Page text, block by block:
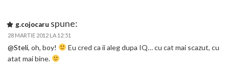
g.cojocaru spune:
28 MARTIE 2012 LA 12:51
@Steli, oh, boy!
Eu cred ca ii aleg dupa IQ… cu cat mai scazut, cu
atat mai bine.